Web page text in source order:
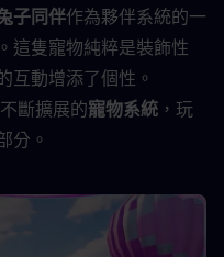
子同伴作為夥伴系統的一
這隻寵物純粹是裝飾性
互動增添了個性。
斷擴展的寵物系統 ，玩
分。